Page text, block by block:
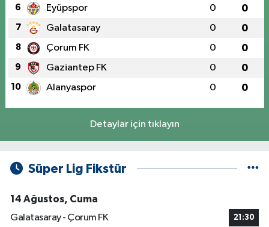
6 Eyüpspor 0 0
7 Galatasaray 0 0
8 Çorum FK 0 0
9 Gaziantep FK 0 0
10 Alanyaspor 0 0
Detaylar için tıklayın
Süper Lig Fikstür
14 Ağustos, Cuma
Galatasaray - Çorum FK
21:30